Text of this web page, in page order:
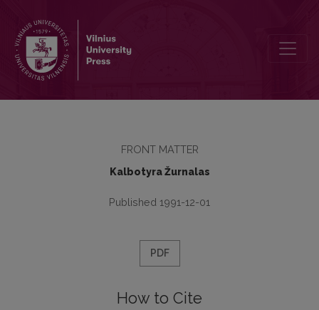
FRONT MATTER
Kalbotyra Žurnalas
Published 1991-12-01
PDF
How to Cite